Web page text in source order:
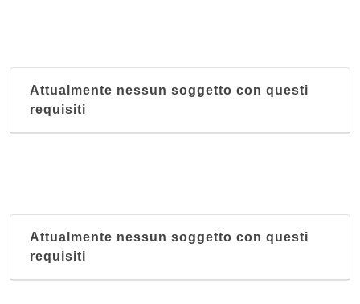
Attualmente nessun soggetto con questi
requisiti
Attualmente nessun soggetto con questi
requisiti